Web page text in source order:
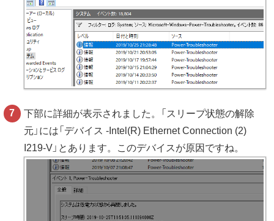
下部に詳細が表示されました。「スリープ状態の解除
元」には「デバイス -Intel(R) Ethernet Connection (2)
I219-V」とあります。このデバイスが原因ですね。